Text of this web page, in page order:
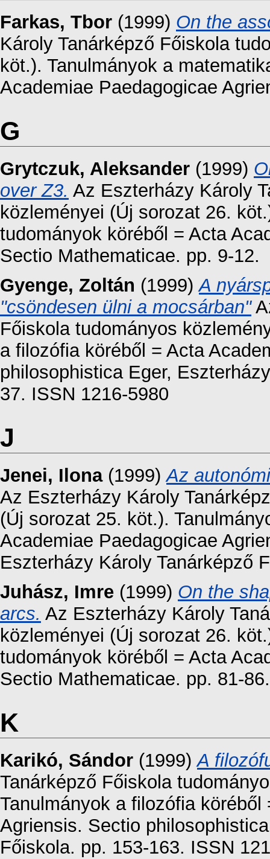
Farkas, Tbor (1999) On the
Károly Tanárképző Főiskola
köt.). Tanulmányok a
Academiae Paedagogicae
G
Grytczuk, Aleksander (1999)
over Z3. Az Eszterházy Károly
közleményei (Új sorozat 26.
tudományok köréből = Acta
Sectio Mathematicae. pp. 9-12.
Gyenge, Zoltán (1999)A
"csöndesen ülni a mocsárban"
Főiskola tudományos
a filozófia köréből = Acta
philosophistica Eger,
37. ISSN 1216-5980
J
Jenei, Ilona(1999)Az
Az Eszterházy Károly
(Új sorozat 25. köt.).
Academiae Paedagogicae
Eszterházy Károly Tanárképző
Juhász, Imre (1999) On the
arcs. Az Eszterházy Károly
közleményei (Új sorozat 26.
tudományok köréből = Acta
Sectio Mathematicae. pp. 81-86.
K
Karikó, Sándor (1999)A
Tanárképző Főiskola
Tanulmányok a filozófia
Agriensis. Sectio
Főiskola. pp. 153-163. ISSN